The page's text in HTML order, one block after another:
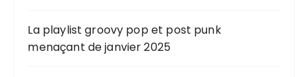
La playlist groovy pop et post punk
menaçant de janvier 2025